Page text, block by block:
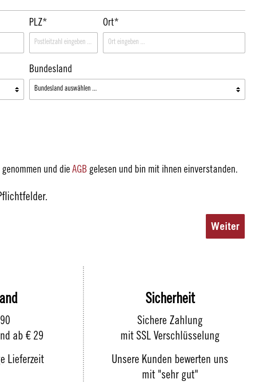
PLZ* Ort*
Bundesland
und die AGB gelesen und bin mit ihnen einverstanden.
Weiter
ab € 29
Lieferzeit
Sicherheit
Sichere Zahlung
mit SSL Verschlüsselung
Unsere Kunden bewerten uns
mit "sehr gut"